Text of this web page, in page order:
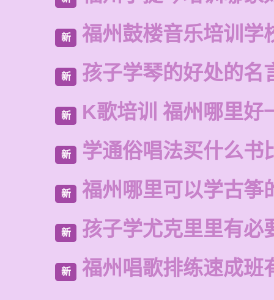
新 福州鼓楼音乐培训学
新 孩子学琴的好处的名
新 K歌培训 福州哪里好
新 学通俗唱法买什么书
新 福州哪里可以学古筝
新 孩子学尤克里里有必
新 福州唱歌排练速成班